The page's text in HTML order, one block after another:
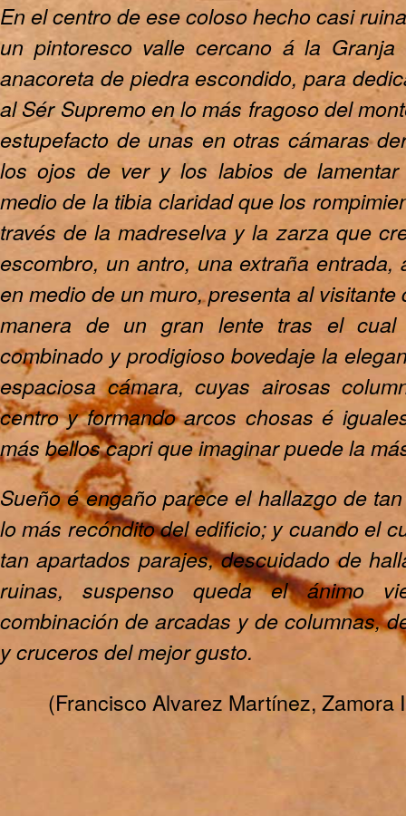
En el centro de ese coloso hecho casi
un pintoresco valle cercano á la Granja
anacoreta de piedra escondido, para
al Sér Supremo en lo más fragoso del
estupefacto de unas en otras cámaras
los ojos de ver y los labios de lamentar
medio de la tibia claridad que los
través de la madreselva y la zarza que
escombro, un antro, una extraña entrada,
en medio de un muro, presenta al visitante
manera de un gran lente tras el
combinado y prodigioso bovedaje la
espaciosa cámara, cuyas airosas
centro y formando arcos chosas é
más bellos capri que imaginar puede la
Sueño é engaño parece el hallazgo de
lo más recóndito del edificio; y cuando el
tan apartados parajes, descuidado de
ruinas, suspenso queda el ánimo
combinación de arcadas y de columnas,
y cruceros del mejor gusto.
(Francisco Alvarez Martínez, Zamora